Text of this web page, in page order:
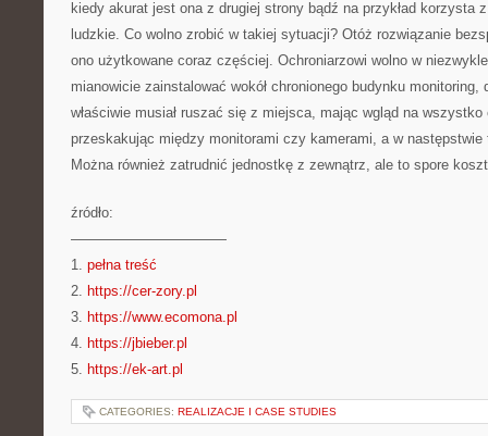
kiedy akurat jest ona z drugiej strony bądź na przykład korzysta
ludzkie. Co wolno zrobić w takiej sytuacji? Otóż rozwiązanie
ono użytkowane coraz częściej. Ochroniarzowi wolno w
mianowicie zainstalować wokół chronionego budynku
właściwie musiał ruszać się z miejsca, mając wgląd na wszystko
przeskakując między monitorami czy kamerami, a w
Można również zatrudnić jednostkę z zewnątrz, ale to spore
źródło:
———————————
1. pełna treść
2. https://cer-zory.pl
3. https://www.ecomona.pl
4. https://jbieber.pl
5. https://ek-art.pl
CATEGORIES: REALIZACJE I CASE STUDIES